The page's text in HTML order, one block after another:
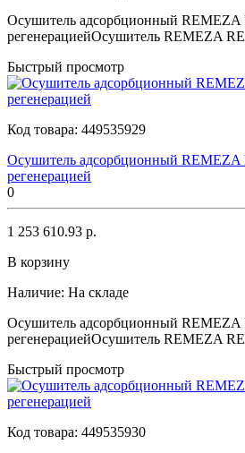
Осушитель адсорбционный REMEZA
регенерациейОсушитель REMEZA
Быстрый просмотр
Код товара: 449535929
Осушитель адсорбционный REMEZA
регенерацией
0
1 253 610.93 р.
В корзину
Наличие: На складе
Осушитель адсорбционный REMEZA
регенерациейОсушитель REMEZA
Быстрый просмотр
Код товара: 449535930